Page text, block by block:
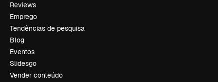
Reviews
Emprego
Tendências de pesquisa
Blog
Eventos
Slidesgo
Vender conteúdo